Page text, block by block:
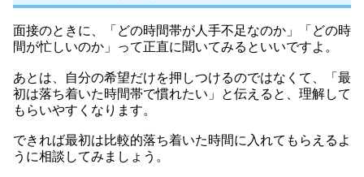
面接のときに、「どの時間帯が人手不足なのか」「どの時
間が忙しいのか」って正直に聞いてみるといいですよ。
あとは、自分の希望だけを押しつけるのではなくて、「最
初は落ち着いた時間帯で慣れたい」と伝えると、理解して
もらいやすくなります。
できれば最初は比較的落ち着いた時間に入れてもらえるよ
うに相談してみましょう。